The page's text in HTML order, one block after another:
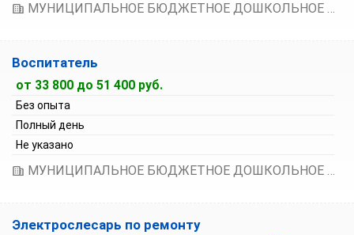
МУНИЦИПАЛЬНОЕ БЮДЖЕТНОЕ ДОШКОЛЬНОЕ ОБРАЗОВАТЕЛЬНОЕ УЧРЕЖДЕНИЕ ГОРОДА КУРГАНА "ДЕТСКИЙ САД № 110 "КРАСКИ"
Воспитатель
от 33 800 до 51 400 руб.
Без опыта
Полный день
Не указано
МУНИЦИПАЛЬНОЕ БЮДЖЕТНОЕ ДОШКОЛЬНОЕ ОБРАЗОВАТЕЛЬНОЕ УЧРЕЖДЕНИЕ ГОРОДА КУРГАНА "ДЕТСКИЙ САД № 110 "КРАСКИ"
Электрослесарь по ремонту